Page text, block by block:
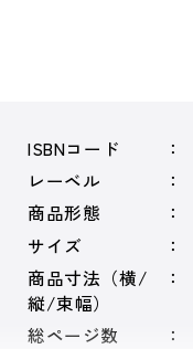
ISBNコード
レーベル
商品形態
サイズ
商品寸法（横/
縦/束幅）
総ページ数